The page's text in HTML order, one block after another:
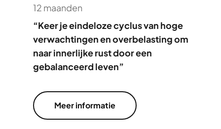
12 maanden
“Keer je eindeloze cyclus van hoge
verwachtingen en overbelasting om
naar innerlijke rust door een
gebalanceerd leven”
Meer informatie